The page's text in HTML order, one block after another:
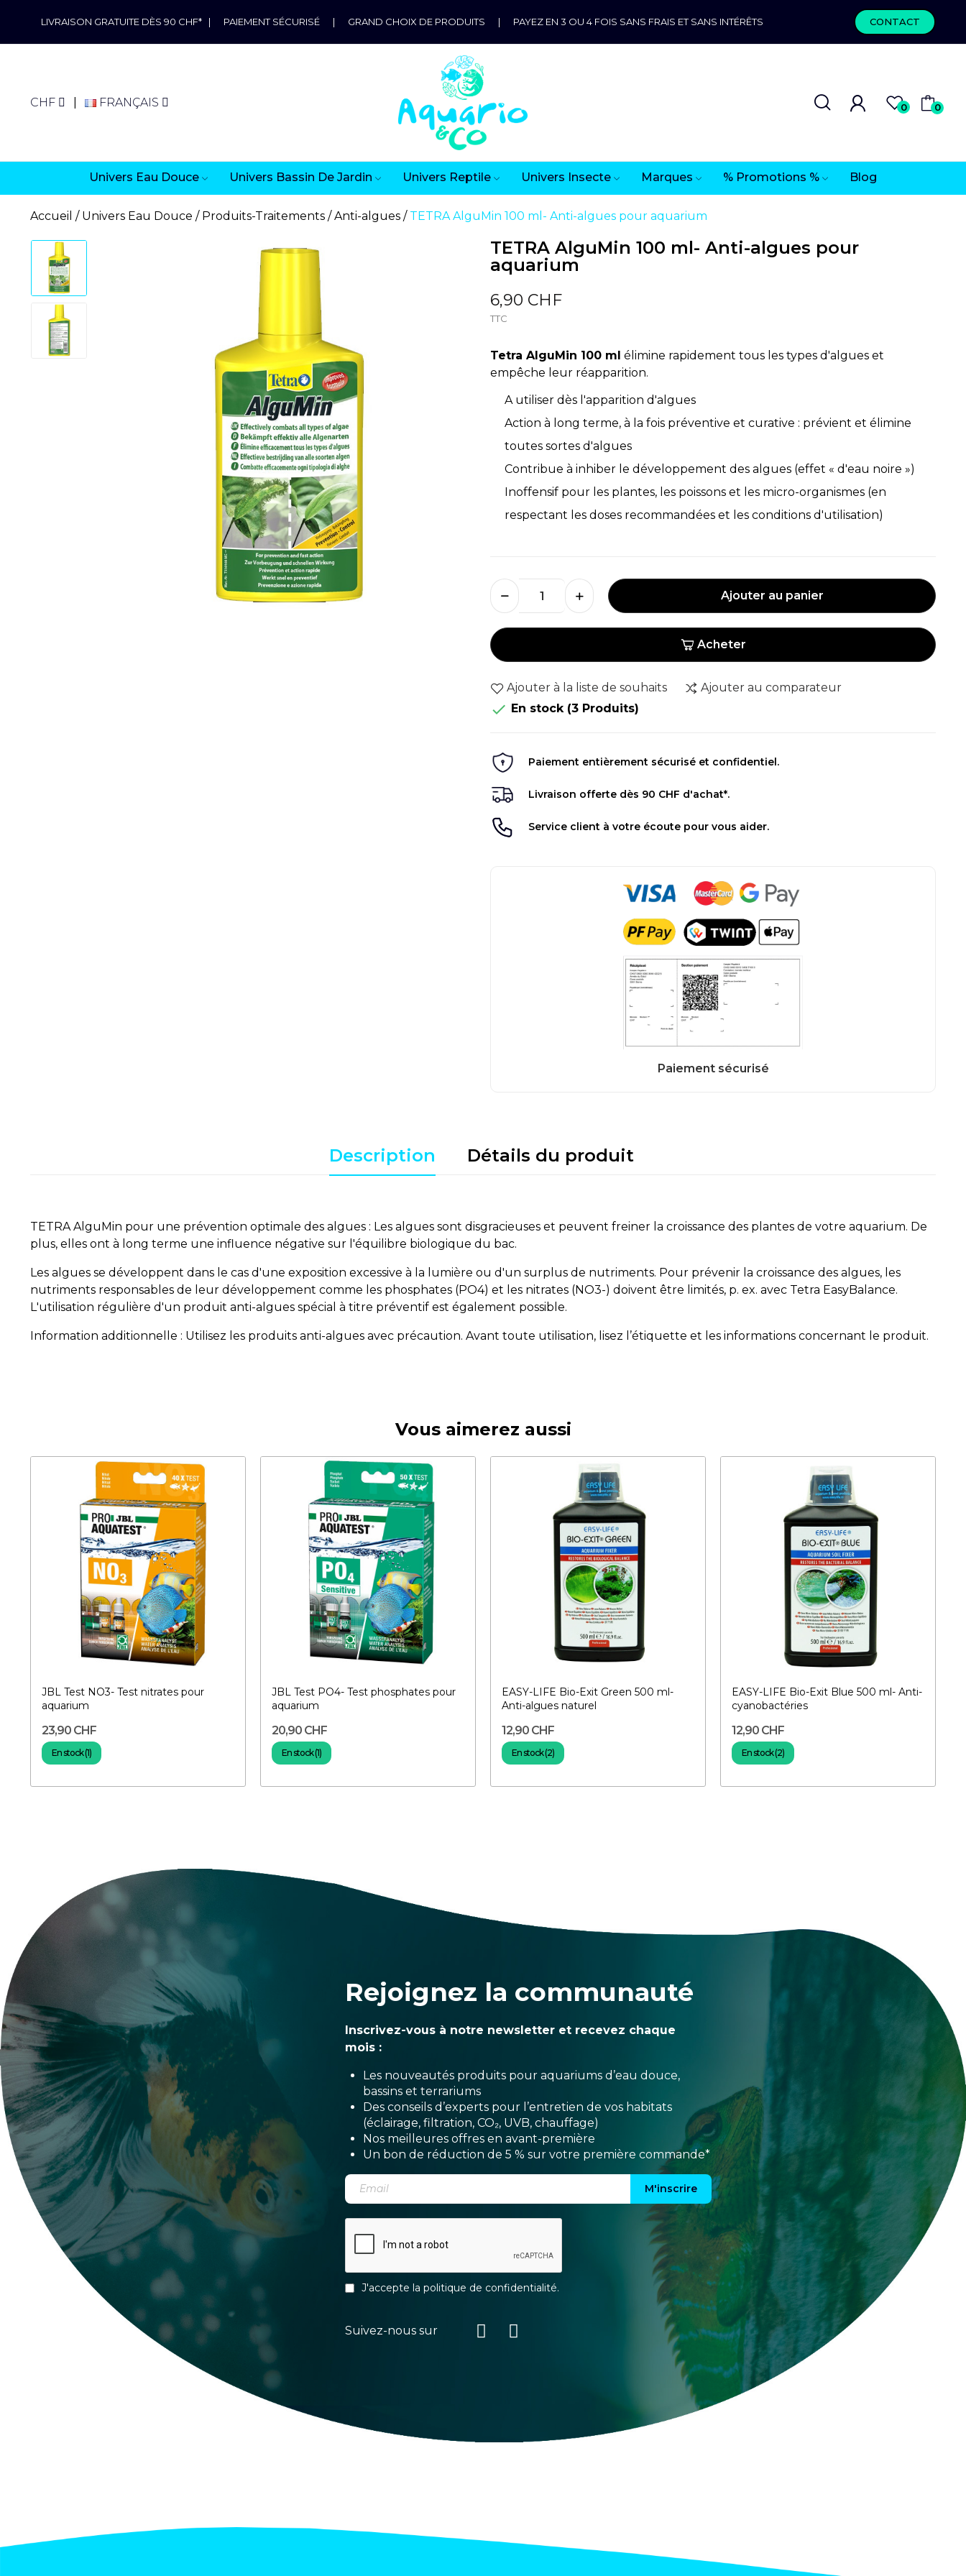
LIVRAISON GRATUITE DÈS 90 CHF* | PAIEMENT SÉCURISÉ | GRAND CHOIX DE PRODUITS | PAYEZ EN 3 OU 4 FOIS SANS FRAIS ET SANS INTÉRÊTS CONTACT
CHF FRANÇAIS 0 0
Univers Eau Douce Univers Bassin De Jardin Univers Reptile Univers Insecte Marques % Promotions % Blog
Accueil Univers Eau Douce Produits-Traitements Anti-algues TETRA AlguMin 100 ml- Anti-algues pour aquarium
TETRA AlguMin 100 ml- Anti-algues pour
aquarium
6,90 CHF
TTC
Tetra AlguMin 100 ml élimine rapidement tous les types d'algues et
empêche leur réapparition.
A utiliser dès l'apparition d'algues
Action à long terme, à la fois préventive et curative : prévient et élimine
toutes sortes d'algues
Contribue à inhiber le développement des algues (effet « d'eau noire »)
Inoffensif pour les plantes, les poissons et les micro-organismes (en
respectant les doses recommandées et les conditions d'utilisation)
Ajouter au panier
Acheter
Ajouter à la liste de souhaits Ajouter au comparateur
 En stock (3 Produits)
Paiement entièrement sécurisé et confidentiel.
Livraison offerte dès 90 CHF d'achat*.
Service client à votre écoute pour vous aider.
Description Détails du produit
TETRA AlguMin pour une prévention optimale des algues : Les algues sont disgracieuses et peuvent freiner la croissance des plantes de votre aquarium. De
plus, elles ont à long terme une influence négative sur l'équilibre biologique du bac.
Les algues se développent dans le cas d'une exposition excessive à la lumière ou d'un surplus de nutriments. Pour prévenir la croissance des algues, les
nutriments responsables de leur développement comme les phosphates (PO4) et les nitrates (NO3-) doivent être limités, p. ex. avec Tetra EasyBalance.
L'utilisation régulière d'un produit anti-algues spécial à titre préventif est également possible.
Information additionnelle : Utilisez les produits anti-algues avec précaution. Avant toute utilisation, lisez l’étiquette et les informations concernant le produit.
Vous aimerez aussi
JBL Test NO3- Test nitrates pour
aquarium
23,90 CHF
En stock (1)
JBL Test PO4- Test phosphates pour
aquarium
20,90 CHF
En stock (1)
EASY-LIFE Bio-Exit Green 500 ml-
Anti-algues naturel
12,90 CHF
En stock (2)
EASY-LIFE Bio-Exit Blue 500 ml- Anti-
cyanobactéries
12,90 CHF
En stock (2)
Rejoignez la communauté
Inscrivez-vous à notre newsletter et recevez chaque
mois :
Les nouveautés produits pour aquariums d’eau douce,
bassins et terrariums
Des conseils d’experts pour l’entretien de vos habitats
(éclairage, filtration, CO₂, UVB, chauffage)
Nos meilleures offres en avant-première
Un bon de réduction de 5 % sur votre première commande*
M'inscrire
J'accepte la politique de confidentialité.
Suivez-nous sur